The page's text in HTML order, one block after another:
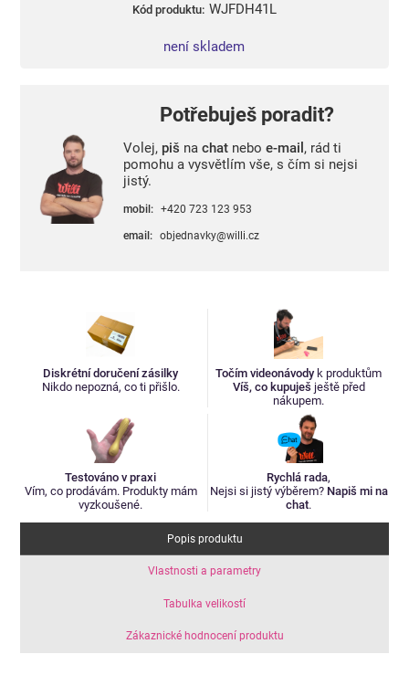
Kód produktu: WJFDH41L
není skladem
Potřebuješ poradit?
Volej, piš na chatnebo e-mail , rád ti
pomohu a vysvětlím vše, s čím si nejsi
jistý.
mobil: +420 723 123 953
email: objednavky@willi.cz
Diskrétní doručení zásilky
Nikdo nepozná, co ti přišlo.
Točím videonávody k produktům
Víš, co kupuješ ještě před
nákupem.
Testováno v praxi
Vím, co prodávám. Produkty mám
vyzkoušené.
Rychlá rada,
Nejsi si jistý výběrem? Napiš mi na
chat.
Popis produktu
Vlastnosti a parametry
Tabulka velikostí
Zákaznické hodnocení produktu